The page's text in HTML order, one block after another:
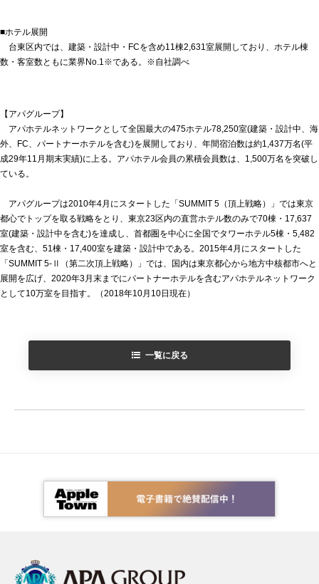
■ホテル展開
台東区内では、建築・設計中・FCを含め11棟2,631室展開しており、ホテル棟
数・客室数ともに業界No.1※である。※自社調べ
【アパグループ】
アパホテルネットワークとして全国最大の475ホテル78,250室(建築・設計中、海
外、FC、パートナーホテルを含む)を展開しており、年間宿泊数は約1,437万名(平
成29年11月期末実績)に上る。アパホテル会員の累積会員数は、1,500万名を突破し
ている。
アパグループは2010年4月にスタートした「SUMMIT 5（頂上戦略）」では東京
都心でトップを取る戦略をとり、東京23区内の直営ホテル数のみで70棟・17,637
室(建築・設計中を含む)を達成し、首都圏を中心に全国でタワーホテル5棟・5,482
室を含む、51棟・17,400室を建築・設計中である。2015年4月にスタートした
「SUMMIT 5-Ⅱ（第二次頂上戦略）」では、国内は東京都心から地方中核都市へと
展開を広げ、2020年3月末までにパートナーホテルを含むアパホテルネットワーク
として10万室を目指す。（2018年10月10日現在）
一覧に戻る